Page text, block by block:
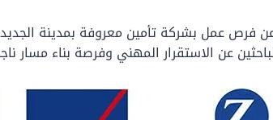
فرص عمل بشركة تأمين معروفة بمدينة
عن الاستقرار المهني وفرصة بناء مسار